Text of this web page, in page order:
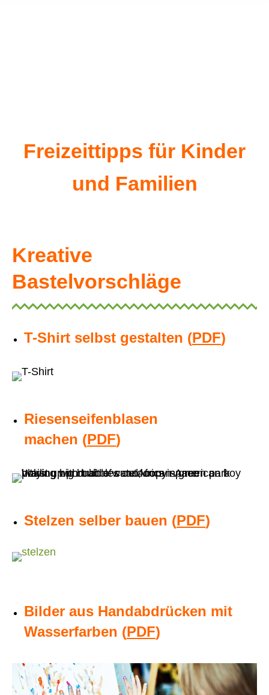
Freizeittipps für Kinder
und Familien
Kreative
Bastelvorschläge
T-Shirt selbst gestalten (PDF)
Riesenseifenblasen
machen (PDF)
Stelzen selber bauen (PDF)
Bilder aus Handabdrücken mit
Wasserfarben (PDF)